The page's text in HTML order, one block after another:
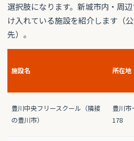
選択肢になります。新城市内・周
け入れている施設を紹介します（
先）。
施設名 所在地
豊川中央フリースクール（隣接
の豊川市）
豊川市
178